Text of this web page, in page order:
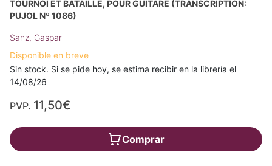
TOURNOI ET BATAILLE, POUR GUITARE (TRANSCRIPTION:
PUJOL Nº 1086)
Sanz, Gaspar
Disponible en breve
Sin stock. Si se pide hoy, se estima recibir en la librería el
14/08/26
PVP. 11,50€
Comprar